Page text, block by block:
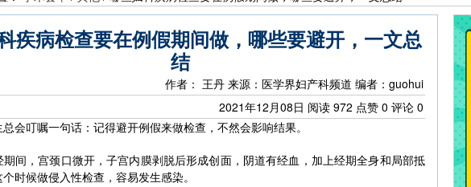
疾病检查要在例假期间做，哪些要避开，一文总
结
作者： 王丹 来源：医学界妇产科频道 编者：guohui
2021年12月08日 阅读 972 点赞 0 评论 0
会叮嘱一句话：记得避开例假来做检查，不然会影响结果。
间，宫颈口微开，子宫内膜剥脱后形成创面，阴道有经血，加上经期全身和局部抵
时候做侵入性检查，容易发生感染。